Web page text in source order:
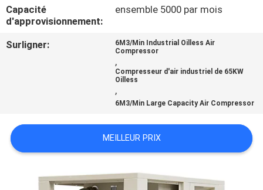
CONTRÔLE
DE
NOUS
CONTACTER
NOUVELLES
Capacité
d'approvisionnement:
ensemble 5000 par mois
Surligner:
6M3/Min Industrial Oilless Air
Compressor
,
Compresseur d'air industriel de 65KW
Oilless
,
6M3/Min Large Capacity Air Compressor
MEILLEUR PRIX